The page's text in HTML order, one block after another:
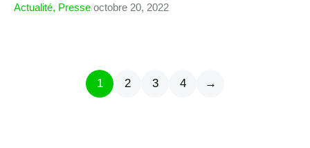
Actualité, Presse/octobre 20, 2022
1 2 3 4 →